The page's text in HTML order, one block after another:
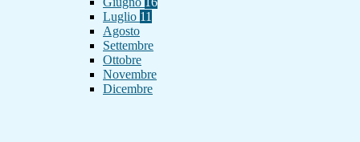
Luglio 11
Agosto
Settembre
Ottobre
Novembre
Dicembre